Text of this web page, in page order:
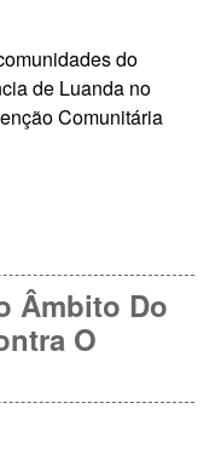
do
de Luanda no
Comunitária
Âmbito Do
O